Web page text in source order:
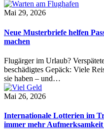
Mai 29, 2026
Neue Musterbriefe helfen
machen
Flugärger im Urlaub?
beschädigtes Gepäck: Viele
sie haben – und…
Mai 26, 2026
Internationale Lotterien im
immer mehr